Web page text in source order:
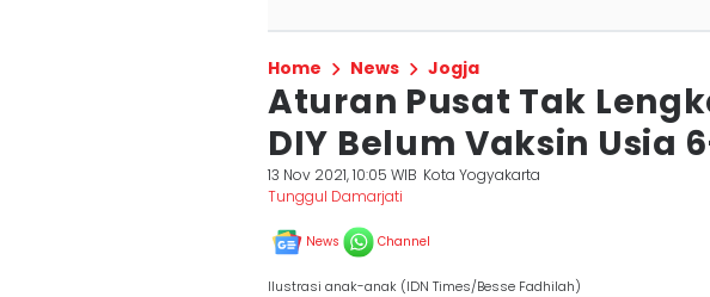
Home News Jogja
Aturan Pusat Tak
DIY Belum Vaksin Usia
13 Nov 2021, 10:05 WIB Kota Yogyakarta
Tunggul Damarjati
News Channel
Ilustrasi anak-anak (IDN Times/Besse Fadhilah)